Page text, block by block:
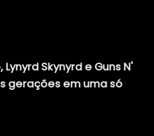
Skynyrd e Guns N'
gerações em uma só